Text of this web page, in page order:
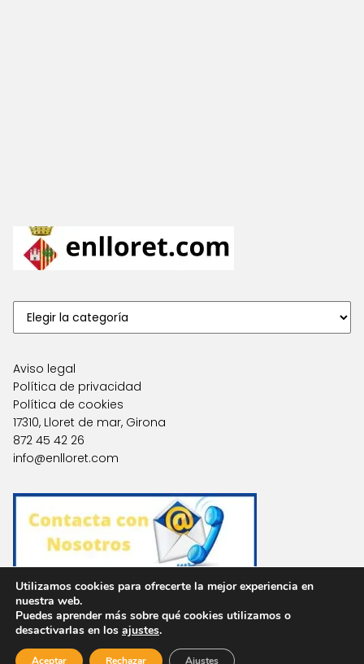
Aviso legal
Política de privacidad
Política de cookies
17310, Lloret de mar, Girona
872 45 42 26
info@enlloret.com
Agencias en Otras Localidades
Utilizamos cookies para ofrecerte la mejor experiencia en
nuestra web.
Puedes aprender más sobre qué cookies utilizamos o
desactivarlas en los ajustes.
Aceptar Rechazar Ajustes